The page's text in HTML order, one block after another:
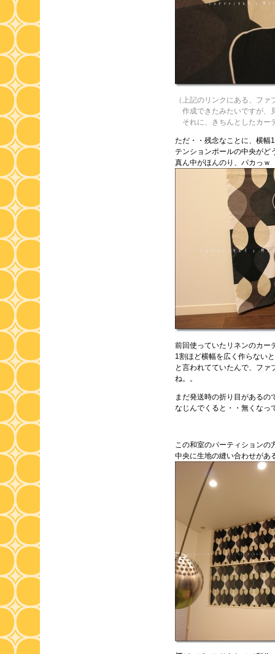
（上記のリンクにある、フ
作成できたみたいですが、
それに、きちんとしたカー
ただ・・残念なことに、横幅
テンションポールの中央がど
真ん中がほんのり、パカっｗ
前回使っていたリネンのカー
1割ほど横幅を広く作らない
と言われてていたんで、ファ
ね。。
まだ発送時の折り目があるの
なじんでくると・・無くなっ
この和室のパーティションの
中央に生地の縫い合わせがあ